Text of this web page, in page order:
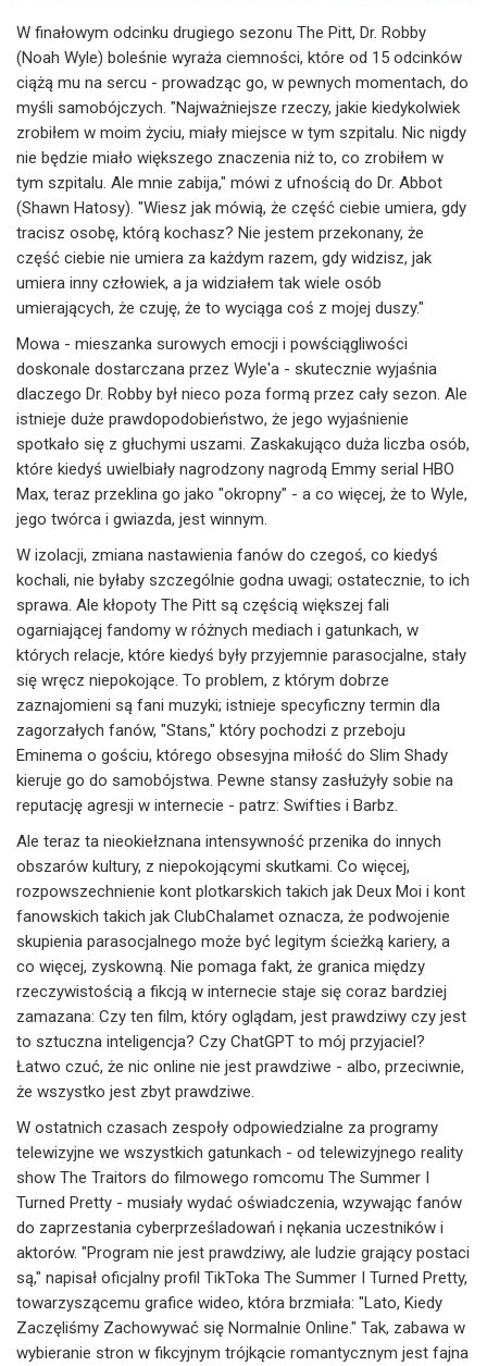
W finałowym odcinku drugiego sezonu The Pitt, Dr. Robby
(Noah Wyle) boleśnie wyraża ciemności, które od 15 odcinków
ciążą mu na sercu - prowadząc go, w pewnych momentach, do
myśli samobójczych. "Najważniejsze rzeczy, jakie kiedykolwiek
zrobiłem w moim życiu, miały miejsce w tym szpitalu. Nic nigdy
nie będzie miało większego znaczenia niż to, co zrobiłem w
tym szpitalu. Ale mnie zabija," mówi z ufnością do Dr. Abbot
(Shawn Hatosy). "Wiesz jak mówią, że część ciebie umiera, gdy
tracisz osobę, którą kochasz? Nie jestem przekonany, że
część ciebie nie umiera za każdym razem, gdy widzisz, jak
umiera inny człowiek, a ja widziałem tak wiele osób
umierających, że czuję, że to wyciąga coś z mojej duszy."
Mowa - mieszanka surowych emocji i powściągliwości
doskonale dostarczana przez Wyle'a - skutecznie wyjaśnia
dlaczego Dr. Robby był nieco poza formą przez cały sezon. Ale
istnieje duże prawdopodobieństwo, że jego wyjaśnienie
spotkało się z głuchymi uszami. Zaskakująco duża liczba osób,
które kiedyś uwielbiały nagrodzony nagrodą Emmy serial HBO
Max, teraz przeklina go jako "okropny" - a co więcej, że to Wyle,
jego twórca i gwiazda, jest winnym.
W izolacji, zmiana nastawienia fanów do czegoś, co kiedyś
kochali, nie byłaby szczególnie godna uwagi; ostatecznie, to ich
sprawa. Ale kłopoty The Pitt są częścią większej fali
ogarniającej fandomy w różnych mediach i gatunkach, w
których relacje, które kiedyś były przyjemnie parasocjalne, stały
się wręcz niepokojące. To problem, z którym dobrze
zaznajomieni są fani muzyki; istnieje specyficzny termin dla
zagorzałych fanów, "Stans," który pochodzi z przeboju
Eminema o gościu, którego obsesyjna miłość do Slim Shady
kieruje go do samobójstwa. Pewne stansy zasłużyły sobie na
reputację agresji w internecie - patrz: Swifties i Barbz.
Ale teraz ta nieokiełznana intensywność przenika do innych
obszarów kultury, z niepokojącymi skutkami. Co więcej,
rozpowszechnienie kont plotkarskich takich jak Deux Moi i kont
fanowskich takich jak ClubChalamet oznacza, że podwojenie
skupienia parasocjalnego może być legitym ścieżką kariery, a
co więcej, zyskowną. Nie pomaga fakt, że granica między
rzeczywistością a fikcją w internecie staje się coraz bardziej
zamazana: Czy ten film, który oglądam, jest prawdziwy czy jest
to sztuczna inteligencja? Czy ChatGPT to mój przyjaciel?
Łatwo czuć, że nic online nie jest prawdziwe - albo, przeciwnie,
że wszystko jest zbyt prawdziwe.
W ostatnich czasach zespoły odpowiedzialne za programy
telewizyjne we wszystkich gatunkach - od telewizyjnego reality
show The Traitors do filmowego romcomu The Summer I
Turned Pretty - musiały wydać oświadczenia, wzywając fanów
do zaprzestania cyberprześladowań i nękania uczestników i
aktorów. "Program nie jest prawdziwy, ale ludzie grający postaci
są," napisał oficjalny profil TikToka The Summer I Turned Pretty,
towarzyszącemu grafice wideo, która brzmiała: "Lato, Kiedy
Zaczęliśmy Zachowywać się Normalnie Online." Tak, zabawa w
wybieranie stron w fikcyjnym trójkącie romantycznym jest fajna